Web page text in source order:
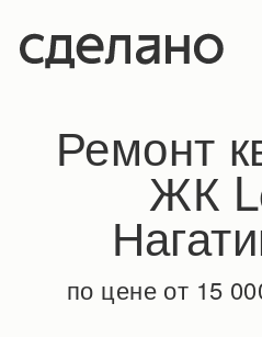
Ремонт
ЖК
по цене от 15